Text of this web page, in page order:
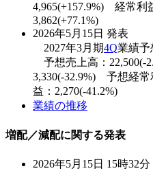
4,965(+157.9%) 経常利
3,862(+77.1%)
2026年5月15日 発表
2027年3月期4Q業績予
予想売上高：22,500(-
3,330(-32.9%) 予想経
益：2,270(-41.2%)
業績の推移
増配／減配に関する発表
2026年5月15日 15時32